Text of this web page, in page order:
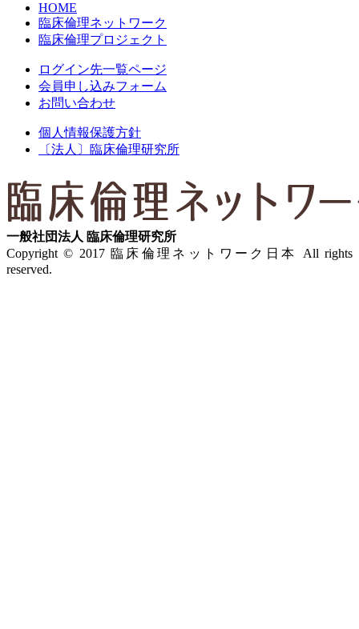
HOME
臨床倫理ネットワーク
臨床倫理プロジェクト
ログイン先一覧ページ
会員申し込みフォーム
お問い合わせ
個人情報保護方針
〔法人〕臨床倫理研究所
一般社団法人 臨床倫理研究所
Copyright © 2017 臨床倫理ネットワーク日本 All rights
reserved.